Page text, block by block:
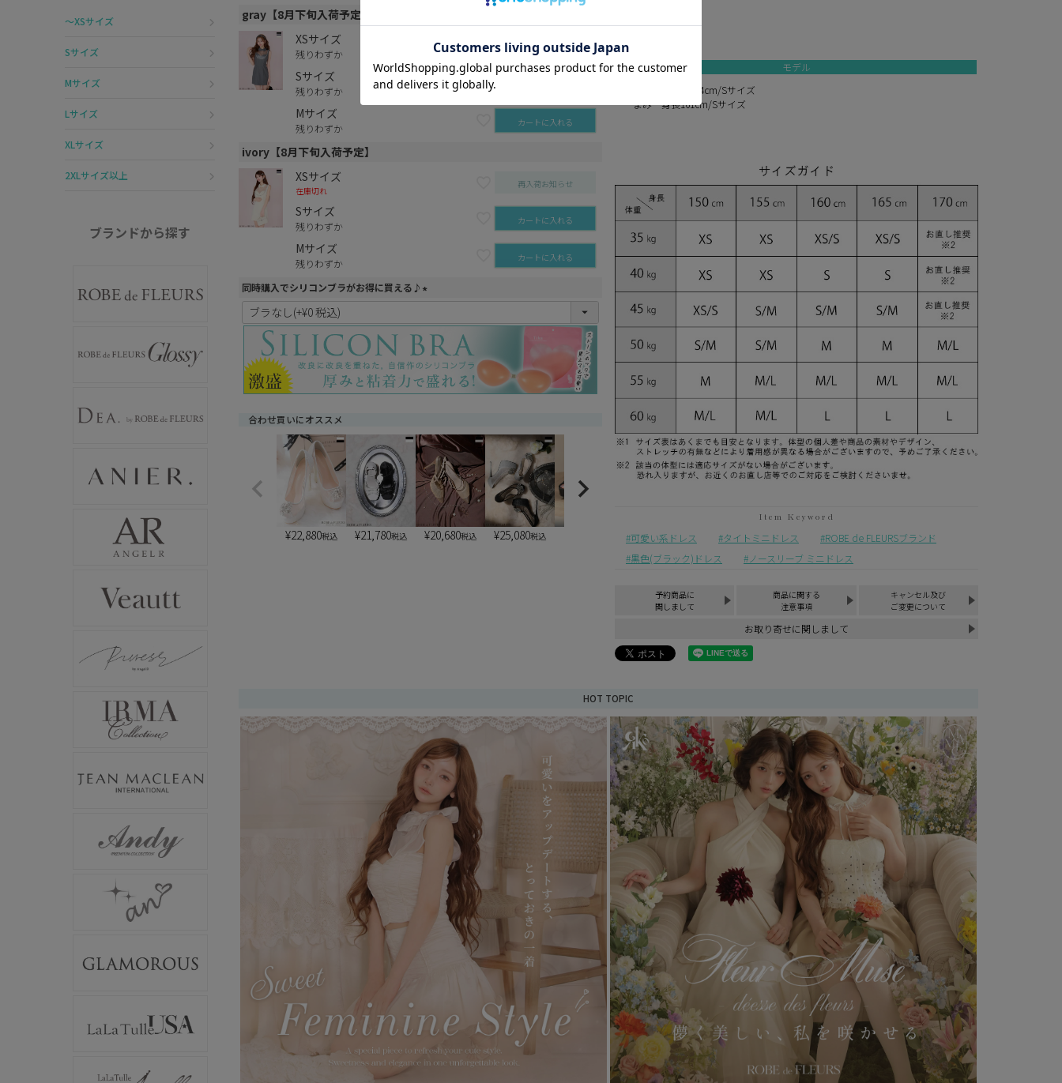
〜XSサイズ
Sサイズ
Mサイズ
Lサイズ
XLサイズ
2XLサイズ以上
ブランドから探す
gray【8月下旬入荷予定】
XSサイズ
残りわずか カートに入れる
Sサイズ
残りわずか
Mサイズ
残りわずか カートに入れる
ivory【8月下旬入荷予定】
XSサイズ
在庫切れ
再入荷お知らせ
Sサイズ
残りわずか カートに入れる
Mサイズ
残りわずか カートに入れる
同時購入でシリコンブラがお得に買える♪
(
須
)
合わせ買いにオススメ
¥22,880税込 ¥21,780税込 ¥20,680税込 ¥25,080税込 ¥6,900税込 7,900税込
gray
モデル
まりん 身長164cm/Sサイズ
まみ 身長161cm/Sサイズ
可愛い系ドレス タイトミニドレス
ROBE de FLEURSブランド
黒色(ブラック)ドレス
ノースリーブ ミニドレス
予約商品に
関しまして
商品に関する
注意事項
キャンセル及び
ご変更について
お取り寄せに関しまして
HOT TOPIC